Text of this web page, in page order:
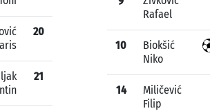
20
21
Rafael
10
Biokšić
Niko
14
Miličević
Filip